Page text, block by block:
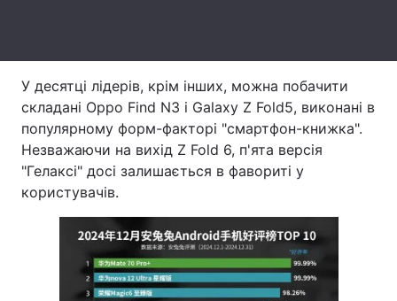
У десятці лідерів, крім інших, можна побачити
складані Oppo Find N3 і Galaxy Z Fold5, виконані в
популярному форм-факторі "смартфон-книжка".
Незважаючи на вихід Z Fold 6, п'ята версія
"Гелаксі" досі залишається в фавориті у
користувачів.